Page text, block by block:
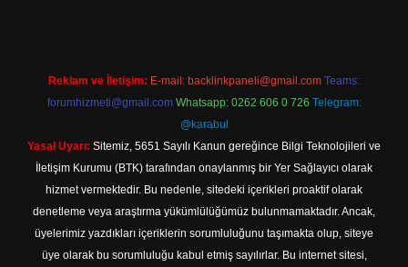
Reklam ve İletişim: E-mail: backlinkpaneli@gmail.com Teams:
forumhizmeti@gmail.com Whatsapp: 0262 606 0 726 Telegram:
@karabul
Yasal Uyarı: Sitemiz, 5651 Sayılı Kanun gereğince Bilgi Teknolojileri ve
İletişim Kurumu (BTK) tarafından onaylanmış bir Yer Sağlayıcı olarak
hizmet vermektedir. Bu nedenle, sitedeki içerikleri proaktif olarak
denetleme veya araştırma yükümlülüğümüz bulunmamaktadır. Ancak,
üyelerimiz yazdıkları içeriklerin sorumluluğunu taşımakta olup, siteye
üye olarak bu sorumluluğu kabul etmiş sayılırlar. Bu internet sitesi,